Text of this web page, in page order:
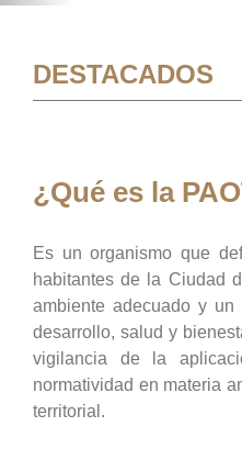
DESTACADOS
¿Qué es la
Es un organismo que
habitantes de la Ciudad
ambiente adecuado y
desarrollo, salud y
vigilancia de la
normatividad en materia
territorial.